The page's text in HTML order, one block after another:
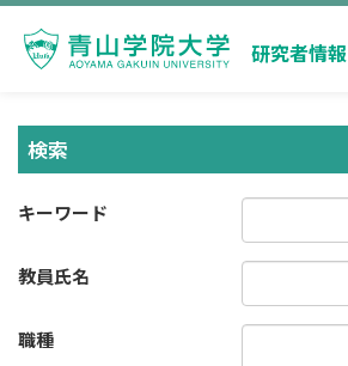
研究者情報
検索
キーワード
教員氏名
職種